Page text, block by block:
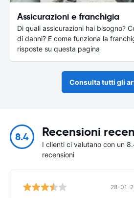
Assicurazioni e franchigia
Di quali assicurazioni hai bisogno?
di danni? E come funziona la
risposte su questa pagina
Consulta tutti gli
8.4 Recensioni
I clienti ci valutano con un
recensioni
28-01-